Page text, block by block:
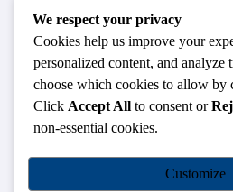
124,3rd floor, above Pizza
College, Near Durgabai
Number No.1.
OUR
Dhanbad
We respect your privacy
Cookies help us improve your
personalized content, and analyze
choose which cookies to allow by
Click Accept All to consent or
non-essential cookies.
Customize